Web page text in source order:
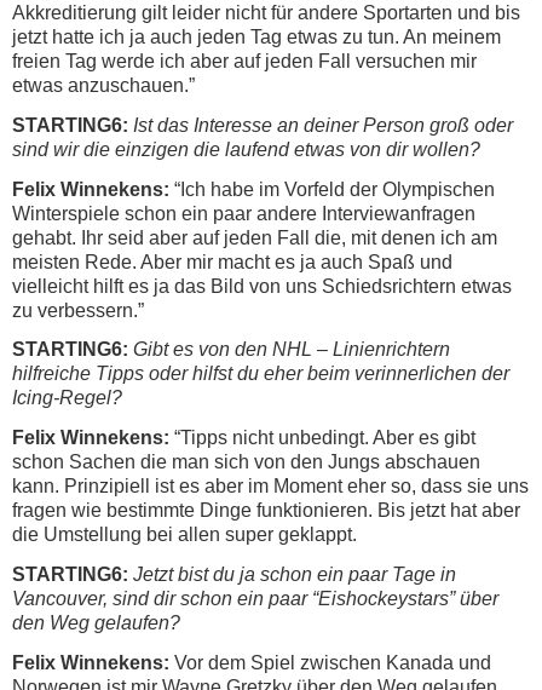
Akkreditierung gilt leider nicht für andere Sportarten und bis
jetzt hatte ich ja auch jeden Tag etwas zu tun. An meinem
freien Tag werde ich aber auf jeden Fall versuchen mir
etwas anzuschauen.”
STARTING6: Ist das Interesse an deiner Person groß oder
sind wir die einzigen die laufend etwas von dir wollen?
Felix Winnekens: “Ich habe im Vorfeld der Olympischen
Winterspiele schon ein paar andere Interviewanfragen
gehabt. Ihr seid aber auf jeden Fall die, mit denen ich am
meisten Rede. Aber mir macht es ja auch Spaß und
vielleicht hilft es ja das Bild von uns Schiedsrichtern etwas
zu verbessern.”
STARTING6: Gibt es von den NHL – Linienrichtern
hilfreiche Tipps oder hilfst du eher beim verinnerlichen der
Icing-Regel?
Felix Winnekens: “Tipps nicht unbedingt. Aber es gibt
schon Sachen die man sich von den Jungs abschauen
kann. Prinzipiell ist es aber im Moment eher so, dass sie uns
fragen wie bestimmte Dinge funktionieren. Bis jetzt hat aber
die Umstellung bei allen super geklappt.
STARTING6: Jetzt bist du ja schon ein paar Tage in
Vancouver, sind dir schon ein paar “Eishockeystars” über
den Weg gelaufen?
Felix Winnekens: Vor dem Spiel zwischen Kanada und